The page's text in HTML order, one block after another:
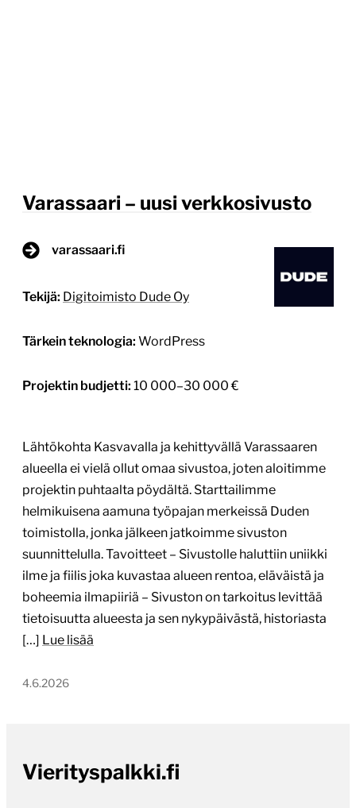
Varassaari – uusi verkkosivusto
varassaari.fi
Tekijä: Digitoimisto Dude Oy
Tärkein teknologia: WordPress
Projektin budjetti: 10 000–30 000 €
Lähtökohta Kasvavalla ja kehittyvällä Varassaaren
alueella ei vielä ollut omaa sivustoa, joten aloitimme
projektin puhtaalta pöydältä. Starttailimme
helmikuisena aamuna työpajan merkeissä Duden
toimistolla, jonka jälkeen jatkoimme sivuston
suunnittelulla. Tavoitteet – Sivustolle haluttiin uniikki
ilme ja fiilis joka kuvastaa alueen rentoa, eläväistä ja
boheemia ilmapiiriä – Sivuston on tarkoitus levittää
tietoisuutta alueesta ja sen nykypäivästä, historiasta
[…] Lue lisää
4.6.2026
Vierityspalkki.fi